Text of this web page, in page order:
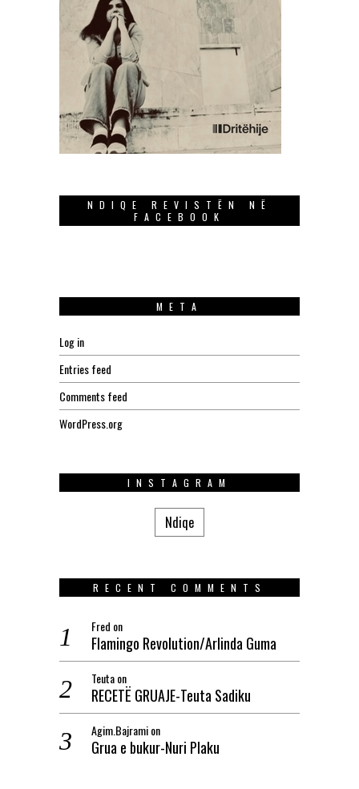
NDIQE REVISTËN NË
FACEBOOK
META
Log in
Entries feed
Comments feed
WordPress.org
INSTAGRAM
Ndiqe
RECENT COMMENTS
Fred on
Flamingo Revolution/Arlinda Guma
Teutaon
RECETË GRUAJE-Teuta Sadiku
Agim.Bajramion
Grua e bukur-Nuri Plaku